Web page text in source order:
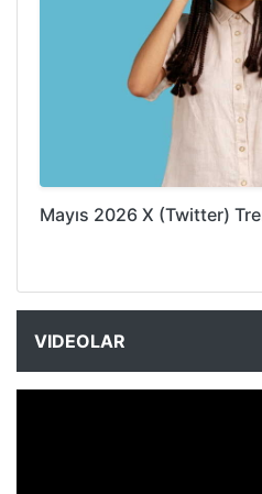
Mayıs 2026 X (Twitter)
VIDEOLAR